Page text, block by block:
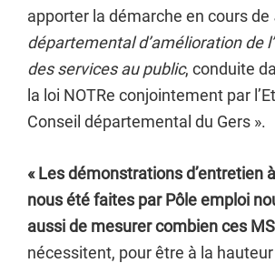
apporter la démarche en cours de
départemental d’amélioration de
des services au public, conduite
la loi NOTRe conjointement par
Conseil départemental du Gers ».
« Les démonstrations d’entretien
nous été faites par Pôle emploi
aussi de mesurer combien ces
nécessitent, pour être à la